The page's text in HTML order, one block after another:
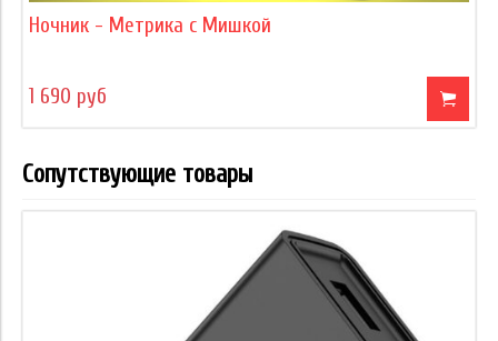
Ночник - Метрика с Мишкой
1 690 руб
Сопутствующие товары